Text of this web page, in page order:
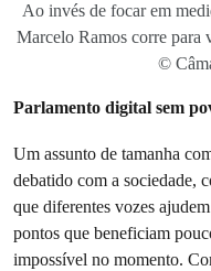
Ao invés de focar em
Marcelo Ramos corre para
©
Parlamento digital sem
Um assunto de tamanha
debatido com a sociedade,
que diferentes vozes
pontos que beneficiam
impossível no momento.